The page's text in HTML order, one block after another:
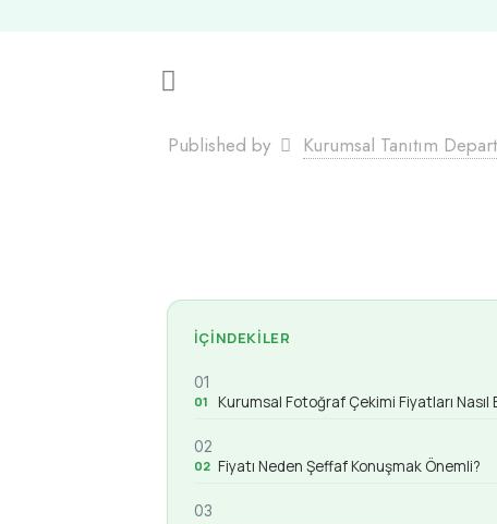
Published by Kurumsal Tanıtım
İÇINDEKILER
01
Kurumsal Fotoğraf Çekimi Fiyatları Nasıl
02
Fiyatı Neden Şeffaf Konuşmak Önemli?
03